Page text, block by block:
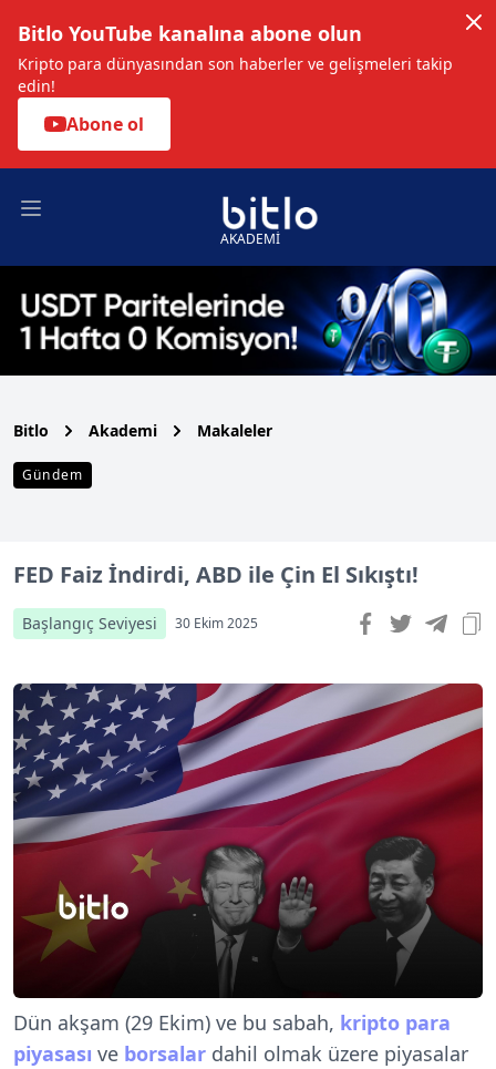
Bitlo YouTube kanalına abone olun
Kripto para dünyasından son haberler ve gelişmeleri takip
edin!
Abone ol
Open main menu
AKADEMİ
Bitlo Akademi Makaleler
Gündem
FED Faiz İndirdi, ABD ile Çin El Sıkıştı!
Başlangıç Seviyesi 30 Ekim 2025
Dün akşam (29 Ekim) ve bu sabah, kripto para
piyasası ve borsalar dahil olmak üzere piyasalar